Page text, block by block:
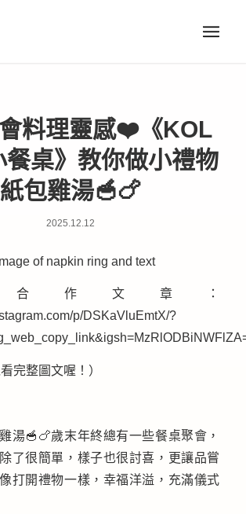
料理靈感❤️《KOL
餐桌》教你做小禮物
紙包雞湯🥣🍗
2025.12.12
合作文章：
p/DSKaVluEmtX/?
完整圖文喔！）
湯🥣🍗歲末年終總有一些餐桌聚會，
了很簡單，樣子也很討喜，更讓品嘗
打開禮物一樣，幸福洋溢，充滿儀式